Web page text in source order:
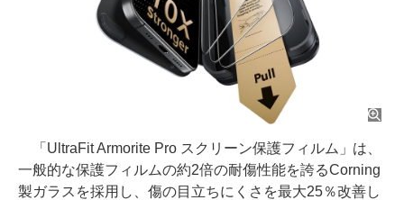
「UltraFit Armorite Pro スクリーン保護フィルム」は、
一般的な保護フィルムの約2倍の耐傷性能を誇るCorning
製ガラスを採用し、傷の目立ちにくさを最大25％改善し